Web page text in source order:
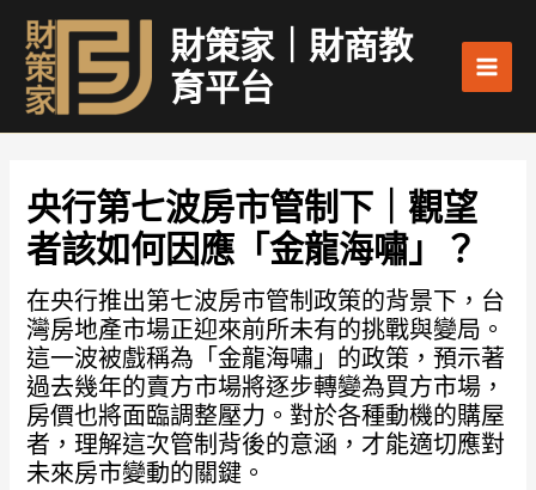
內
財策家｜財商教
育平台
央行第七波房市管制下｜觀望
者該如何因應「金龍海嘯」？
在央行推出第七波房市管制政策的背景下，台
灣房地產市場正迎來前所未有的挑戰與變局。
這一波被戲稱為「金龍海嘯」的政策，預示著
過去幾年的賣方市場將逐步轉變為買方市場，
房價也將面臨調整壓力。對於各種動機的購屋
者，理解這次管制背後的意涵，才能適切應對
未來房市變動的關鍵。